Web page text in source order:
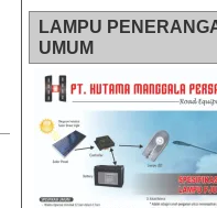
LAMPU
UMUM